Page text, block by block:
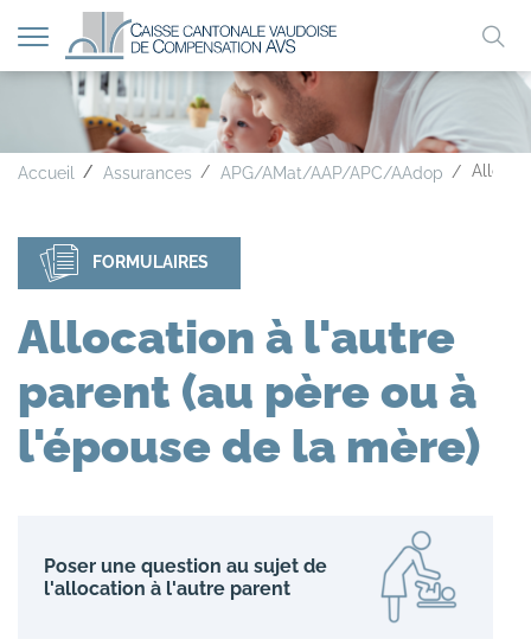
A A
Afficher
la
navigation
Accueil Assurances APG/AMat/AAP/APC/AAdop
FORMULAIRES
Allocation à l'autre
parent (au père ou à
l'épouse de la mère)
Poser une question au sujet de
l'allocation à l'autre parent